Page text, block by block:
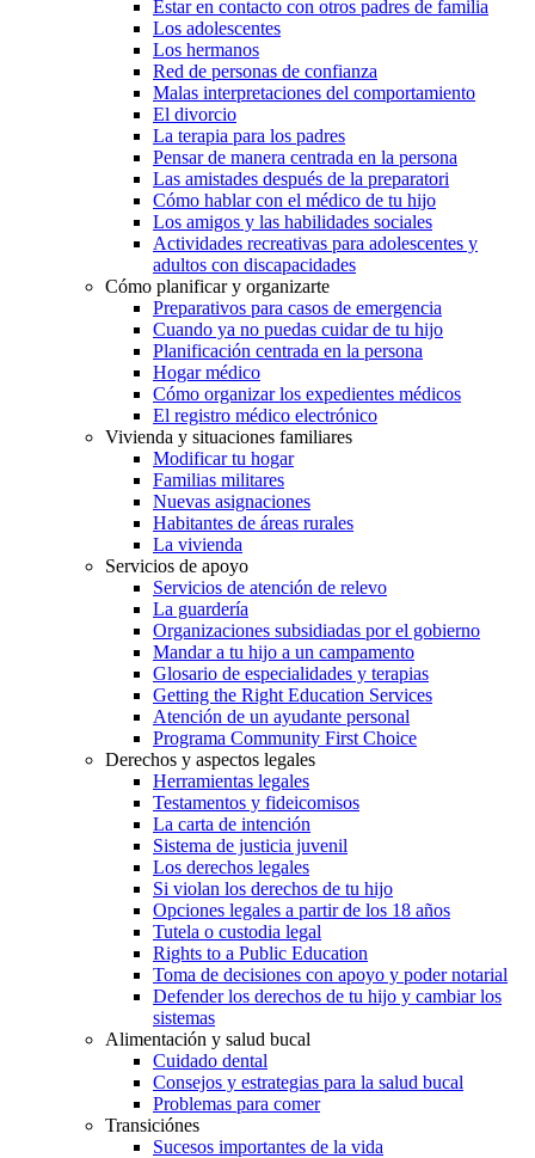
Estar en contacto con otros padres de familia
Los adolescentes
Los hermanos
Red de personas de confianza
Malas interpretaciones del comportamiento
El divorcio
La terapia para los padres
Pensar de manera centrada en la persona
Las amistades después de la preparatori
Cómo hablar con el médico de tu hijo
Los amigos y las habilidades sociales
Actividades recreativas para adolescentes y
adultos con discapacidades
Cómo planificar y organizarte
Preparativos para casos de emergencia
Cuando ya no puedas cuidar de tu hijo
Planificación centrada en la persona
Hogar médico
Cómo organizar los expedientes médicos
El registro médico electrónico
Vivienda y situaciones familiares
Modificar tu hogar
Familias militares
Nuevas asignaciones
Habitantes de áreas rurales
La vivienda
Servicios de apoyo
Servicios de atención de relevo
La guardería
Organizaciones subsidiadas por el gobierno
Mandar a tu hijo a un campamento
Glosario de especialidades y terapias
Getting the Right Education Services
Atención de un ayudante personal
Programa Community First Choice
Derechos y aspectos legales
Herramientas legales
Testamentos y fideicomisos
La carta de intención
Sistema de justicia juvenil
Los derechos legales
Si violan los derechos de tu hijo
Opciones legales a partir de los 18 años
Tutela o custodia legal
Rights to a Public Education
Toma de decisiones con apoyo y poder notarial
Defender los derechos de tu hijo y cambiar los
sistemas
Alimentación y salud bucal
Cuidado dental
Consejos y estrategias para la salud bucal
Problemas para comer
Transiciónes
Sucesos importantes de la vida